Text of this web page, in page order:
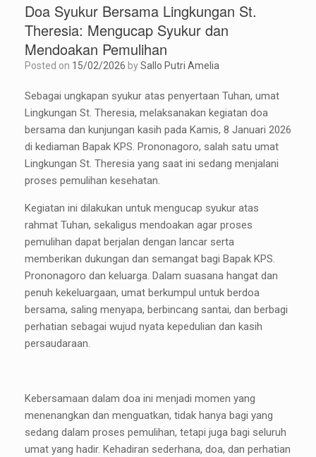
Doa Syukur Bersama Lingkungan St.
Theresia: Mengucap Syukur dan
Mendoakan Pemulihan
Posted on 15/02/2026 bySallo Putri Amelia
Sebagai ungkapan syukur atas penyertaan Tuhan, umat
Lingkungan St. Theresia, melaksanakan kegiatan doa
bersama dan kunjungan kasih pada Kamis, 8 Januari 2026
di kediaman Bapak KPS. Prononagoro, salah satu umat
Lingkungan St. Theresia yang saat ini sedang menjalani
proses pemulihan kesehatan.
Kegiatan ini dilakukan untuk mengucap syukur atas
rahmat Tuhan, sekaligus mendoakan agar proses
pemulihan dapat berjalan dengan lancar serta
memberikan dukungan dan semangat bagi Bapak KPS.
Prononagoro dan keluarga. Dalam suasana hangat dan
penuh kekeluargaan, umat berkumpul untuk berdoa
bersama, saling menyapa, berbincang santai, dan berbagi
perhatian sebagai wujud nyata kepedulian dan kasih
persaudaraan.
Kebersamaan dalam doa ini menjadi momen yang
menenangkan dan menguatkan, tidak hanya bagi yang
sedang dalam proses pemulihan, tetapi juga bagi seluruh
umat yang hadir. Kehadiran sederhana, doa, dan perhatian